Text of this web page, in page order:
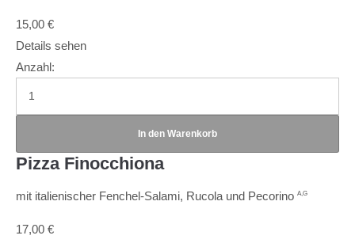
15,00 €
Details sehen
Anzahl:
Pizza Finocchiona
mit italienischer Fenchel-Salami, Rucola und Pecorino A,G
17,00 €